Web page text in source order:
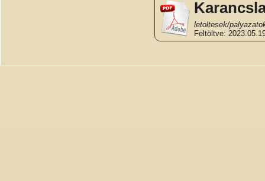
letoltesek/
Feltöltve: